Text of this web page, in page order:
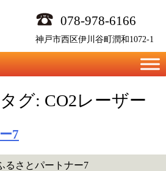
078-978-6166
神戸市西区伊川谷町潤和1072-1
グ: CO2レーザー
7
るさとパートナー7